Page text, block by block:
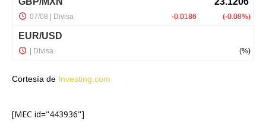
Cortesía de Investing.com
[MEC id="443936"]